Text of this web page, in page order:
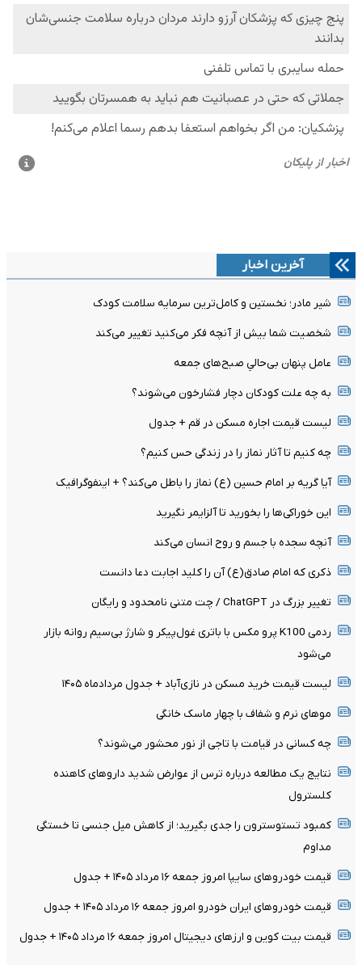
آخرین اخبار
شیر مادر؛ نخستین و کامل‌ترین سرمایه سلامت کودک
شخصیت شما بیش از آنچه فکر می‌کنید تغییر می‌کند
عامل پنهان بی‌حالیِ صبح‌های جمعه
به چه علت کودکان دچار فشارخون می‌شوند؟
لیست قیمت اجاره مسکن در قم + جدول
چه کنیم تا آثار نماز را در زندگی حس کنیم؟
آیا گریه بر امام حسین (ع) نماز را باطل می‌کند؟ + اینفوگرافیک
این خوراکی‌ها را بخورید تا آلزایمر نگیرید
آنچه سجده با جسم و روح انسان می‌کند
ذکری که امام صادق(ع) آن را کلید اجابت دعا دانست
تغییر بزرگ در ChatGPT / چت متنی نامحدود و رایگان
ردمی K100 پرو مکس با باتری غول‌پیکر و شارژ بی‌سیم روانه بازار
می‌شود
لیست قیمت خرید مسکن در نازی‌آباد + جدول مردادماه ۱۴۰۵
موهای نرم و شفاف با چهار ماسک خانگی
چه کسانی در قیامت با تاجی از نور محشور می‌شوند؟
نتایج یک مطالعه درباره ترس از عوارض شدید داروهای کاهنده
کلسترول
کمبود تستوسترون را جدی بگیرید؛ از کاهش میل جنسی تا خستگی
مداوم
قیمت خودرو‌های سایپا امروز جمعه ۱۶ مرداد ۱۴۰۵ + جدول
قیمت خودرو‌های ایران خودرو امروز جمعه ۱۶ مرداد ۱۴۰۵ + جدول
قیمت بیت کوین و ارز‌های دیجیتال امروز جمعه ۱۶ مرداد ۱۴۰۵ + جدول